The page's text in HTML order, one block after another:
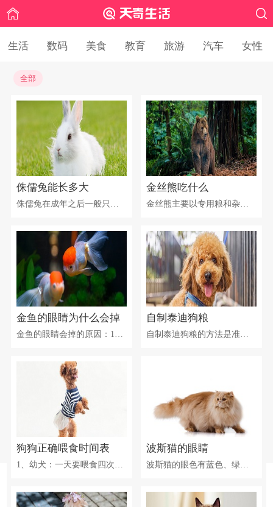
生活 数码 美食 教育 旅游 汽车 女性
全部
侏儒兔能长多大 金丝熊吃什么
金丝熊主要以专用粮和杂粮为食，偶尔可以吃些蔬菜、水果和动物性蛋白饲料。杂粮包括小麦、花生葵花籽等，水果有草莓、樱桃等，蔬菜有胡萝卜、白菜、青菜等，动物性蛋白饲料有小鱼干、面包虫、牛肉等。蔬果部分请勿一次喂食太多，容易造成腹泄死亡。蔬果类大部分都含有农药，请以清水洗净拭干再喂食。点心部分与主食搭配，点心增加，主食请减少，不要给过多的零食，发胖的金丝熊容易生病。
金鱼的眼睛为什么会掉 自制泰迪狗粮
自制泰迪狗粮的方法是准备糙玉米面，羊肉片，鸡肝，食盐，南瓜，胡萝卜，复合维生素，复合矿物质，钙粉，花生油。玉米面加温水和匀，挤成饼状放入蒸屉，水开后约10分钟左右取出捏碎。鸡肝，羊肉片分别水煮熟，加盐，水不用太多，剩下的汤可拌入。南瓜切块蒸熟挤碎，胡萝卜切小丁用少量油快火炒过，再加上维生素，矿物质，钙粉，植物油，统统扔到一个大盆里，然后揉面，把所有东西和匀。
狗狗正确喂食时间表 波斯猫的眼睛
波斯猫的眼色有蓝色、绿色、紫铜色、琥珀色、金色等，眼色越纯越深的波斯猫越受欢迎。纯种的波斯猫的眼睛的颜色都是一样的，而有的波斯猫也会有怪色和鸳鸯眼，鸳鸯眼一般是一只眼睛是蓝色一只眼睛是黄色。